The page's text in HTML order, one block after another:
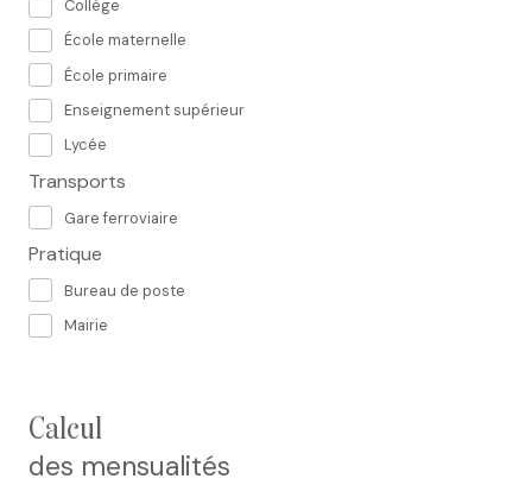
Collège
École maternelle
École primaire
Enseignement supérieur
Lycée
Transports
Gare ferroviaire
Pratique
Bureau de poste
Mairie
calcul
des mensualités